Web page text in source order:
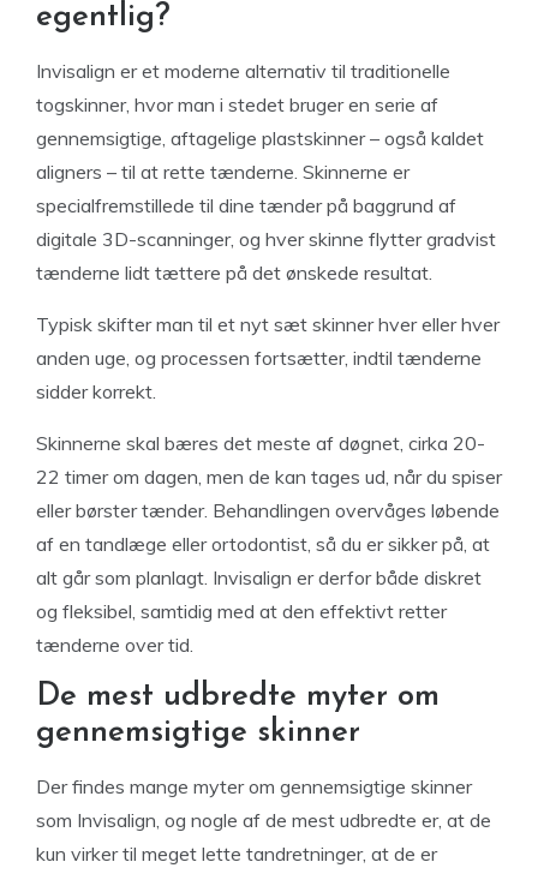
egentlig?
Invisalign er et moderne alternativ til traditionelle
togskinner, hvor man i stedet bruger en serie af
gennemsigtige, aftagelige plastskinner – også kaldet
aligners – til at rette tænderne. Skinnerne er
specialfremstillede til dine tænder på baggrund af
digitale 3D-scanninger, og hver skinne flytter gradvist
tænderne lidt tættere på det ønskede resultat.
Typisk skifter man til et nyt sæt skinner hver eller hver
anden uge, og processen fortsætter, indtil tænderne
sidder korrekt.
Skinnerne skal bæres det meste af døgnet, cirka 20-
22 timer om dagen, men de kan tages ud, når du spiser
eller børster tænder. Behandlingen overvåges løbende
af en tandlæge eller ortodontist, så du er sikker på, at
alt går som planlagt. Invisalign er derfor både diskret
og fleksibel, samtidig med at den effektivt retter
tænderne over tid.
De mest udbredte myter om
gennemsigtige skinner
Der findes mange myter om gennemsigtige skinner
som Invisalign, og nogle af de mest udbredte er, at de
kun virker til meget lette tandretninger, at de er